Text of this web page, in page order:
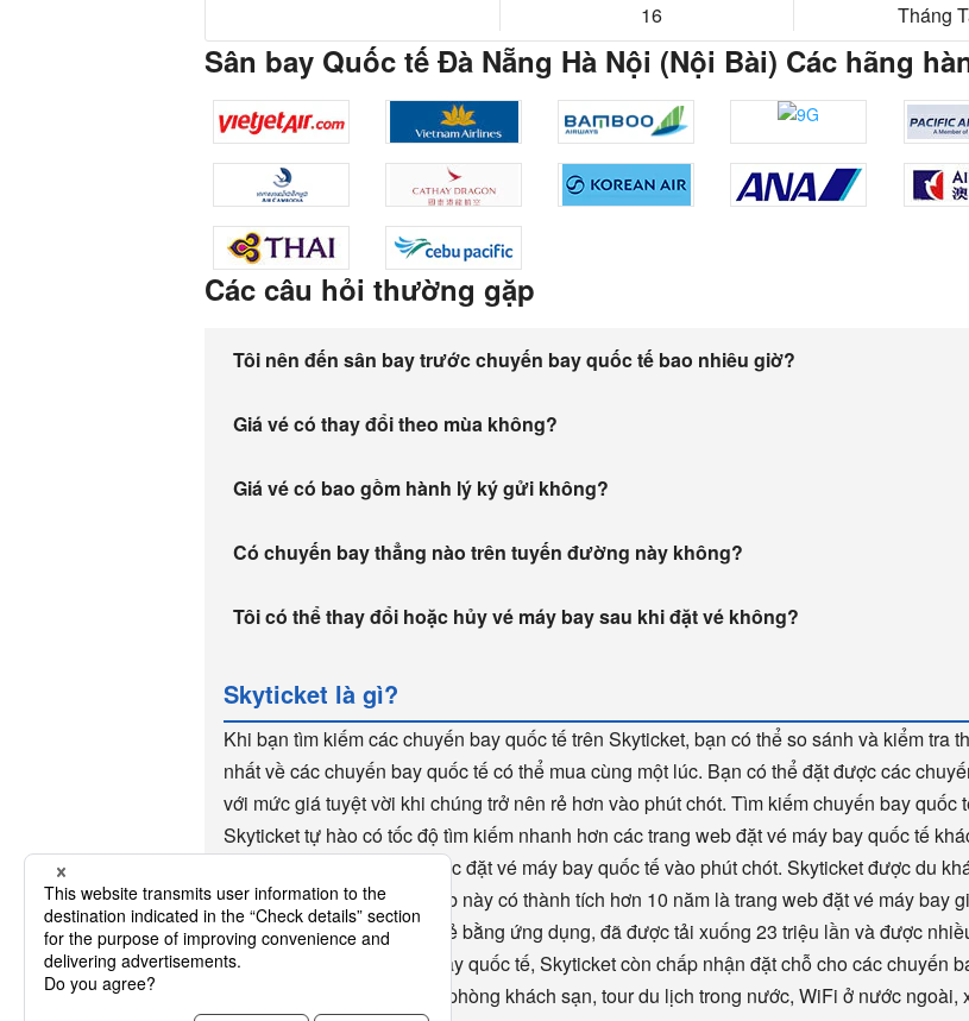
16 Tháng
Sân bay Quốc tế Đà Nẵng Hà Nội (Nội Bài) Các hãng
Các câu hỏi thường gặp
Tôi nên đến sân bay trước chuyến bay quốc tế bao nhiêu giờ?
Giá vé có thay đổi theo mùa không?
Giá vé có bao gồm hành lý ký gửi không?
Có chuyến bay thẳng nào trên tuyến đường này không?
Tôi có thể thay đổi hoặc hủy vé máy bay sau khi đặt vé không?
Skyticket là gì?
Khi bạn tìm kiếm các chuyến bay quốc tế trên Skyticket, bạn có thể so sánh và kiểm tra
nhất về các chuyến bay quốc tế có thể mua cùng một lúc. Bạn có thể đặt được các
với mức giá tuyệt vời khi chúng trở nên rẻ hơn vào phút chót. Tìm kiếm chuyến bay quốc
Skyticket tự hào có tốc độ tìm kiếm nhanh hơn các trang web đặt vé máy bay quốc tế
Skyticket rất tiện lợi cho việc đặt vé máy bay quốc tế vào phút chót. Skyticket được du
thế giới sử dụng. Trang web này có thành tích hơn 10 năm là trang web đặt vé máy bay
lợi khi đặt vé máy bay giá rẻ bằng ứng dụng, đã được tải xuống 23 triệu lần và được
dụng. Ngoài các chuyến bay quốc tế, Skyticket còn chấp nhận đặt chỗ cho các chuyến
và khứ hồi trong nước, đặt phòng khách sạn, tour du lịch trong nước, WiFi ở nước ngoài,